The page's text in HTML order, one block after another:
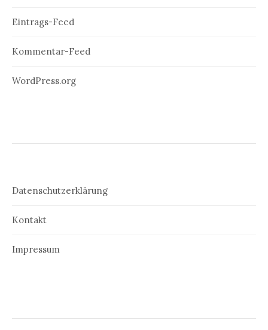
Eintrags-Feed
Kommentar-Feed
WordPress.org
Datenschutzerklärung
Kontakt
Impressum